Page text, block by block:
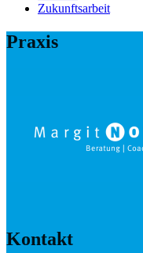
Zukunftsarbeit
Praxis
Kontakt